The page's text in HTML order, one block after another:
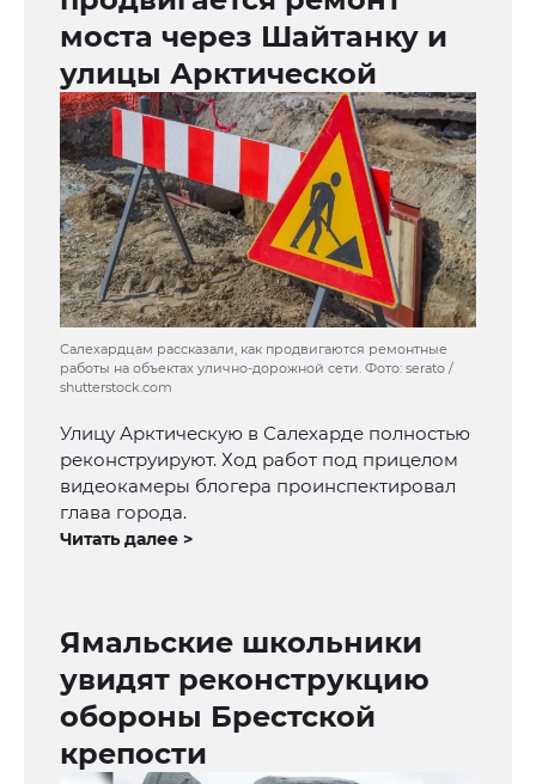
моста через Шайтанку и
улицы Арктической
Салехардцам рассказали, как продвигаются ремонтные
работы на объектах улично-дорожной сети. Фото: serato /
shutterstock.com
Улицу Арктическую в Салехарде полностью
реконструируют. Ход работ под прицелом
видеокамеры блогера проинспектировал
глава города.
Читать далее >
Ямальские школьники
увидят реконструкцию
обороны Брестской
крепости